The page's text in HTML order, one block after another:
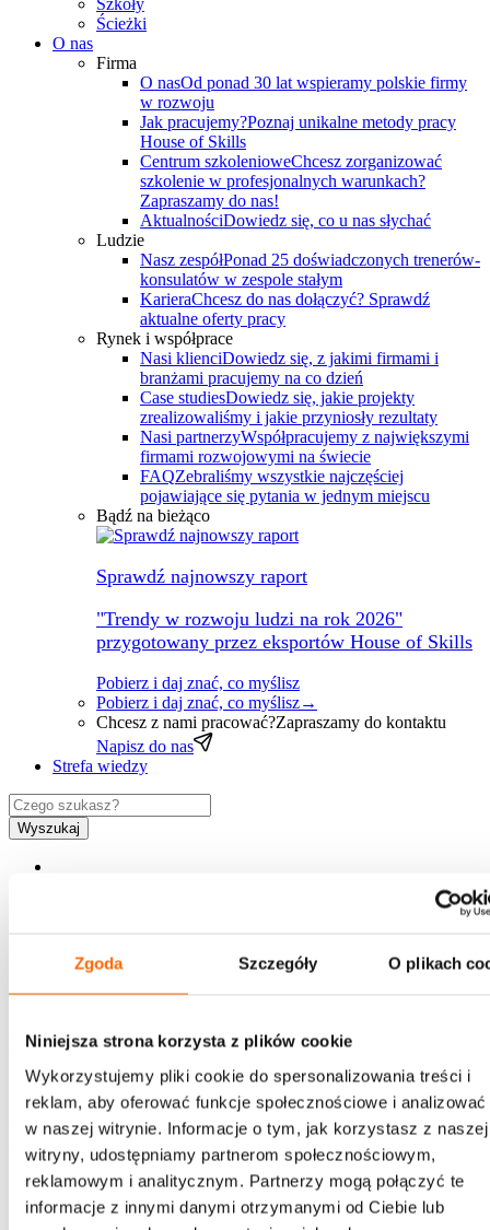
Zgoda Szczegóły O plikach
Niniejsza strona korzysta z plików cookie
Wykorzystujemy pliki cookie do spersonalizowania treści i
reklam, aby oferować funkcje społecznościowe i
w naszej witrynie. Informacje o tym, jak korzystasz z naszej
witryny, udostępniamy partnerom społecznościowym,
reklamowym i analitycznym. Partnerzy mogą połączyć te
informacje z innymi danymi otrzymanymi od Ciebie lub
Szkoły
Ścieżki
O nas
Firma
O nasOd ponad 30 lat wspieramy polskie firmy
w rozwoju
Jak pracujemy?Poznaj unikalne metody pracy
House of Skills
Centrum szkolenioweChcesz zorganizować
szkolenie w profesjonalnych warunkach?
Zapraszamy do nas!
AktualnościDowiedz się, co u nas słychać
Ludzie
Nasz zespółPonad 25 doświadczonych trenerów-
konsulatów w zespole stałym
KarieraChcesz do nas dołączyć? Sprawdź
aktualne oferty pracy
Rynek i współprace
Nasi klienciDowiedz się, z jakimi firmami i
branżami pracujemy na co dzień
Case studiesDowiedz się, jakie projekty
zrealizowaliśmy i jakie przyniosły rezultaty
Nasi partnerzyWspółpracujemy z największymi
firmami rozwojowymi na świecie
FAQZebraliśmy wszystkie najczęściej
pojawiające się pytania w jednym miejscu
Bądź na bieżąco
Sprawdź najnowszy raport
"Trendy w rozwoju ludzi na rok 2026"
przygotowany przez eksportów House of Skills
Pobierz i daj znać, co myślisz
Pobierz i daj znać, co myślisz→
Chcesz z nami pracować?Zapraszamy do kontaktu
Napisz do nas
Strefa wiedzy
Wyszukaj
Newsletter
Chcesz jako pierwszy otrzymywać ciekawe treści z
zakresu rozwoju, zaproszenia na bezpłatne webinary,
informacje o szkoleniach i promocjach House of
Skills?
Bądź na bieżąco - zapisz się!